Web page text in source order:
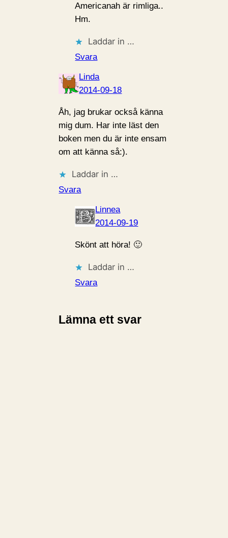
Americanah är rimliga..
Hm.
Laddar in …
Svara
Linda
2014-09-18
Åh, jag brukar också känna
mig dum. Har inte läst den
boken men du är inte ensam
om att känna så:).
Laddar in …
Svara
Linnea
2014-09-19
Skönt att höra! 🙂
Laddar in …
Svara
Lämna ett svar